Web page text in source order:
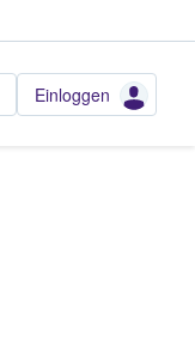
Einloggen